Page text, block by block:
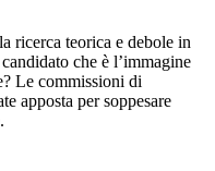
ricerca teorica e debole in
che è l’immagine
Le commissioni di
apposta per soppesare